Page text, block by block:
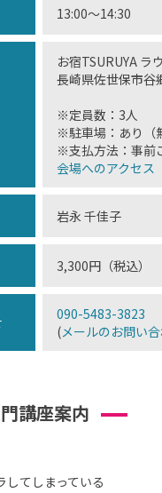
13:00〜14:30
お宿TSURUYA ラ
長崎県佐世保市谷
※定員数：3人
※駐車場：あり（
※支払方法：事前
会場へのアクセス
岩永 千佳子
3,300円（税込）
090-5483-3823
(メールのお問い
講座案内
してしまっている